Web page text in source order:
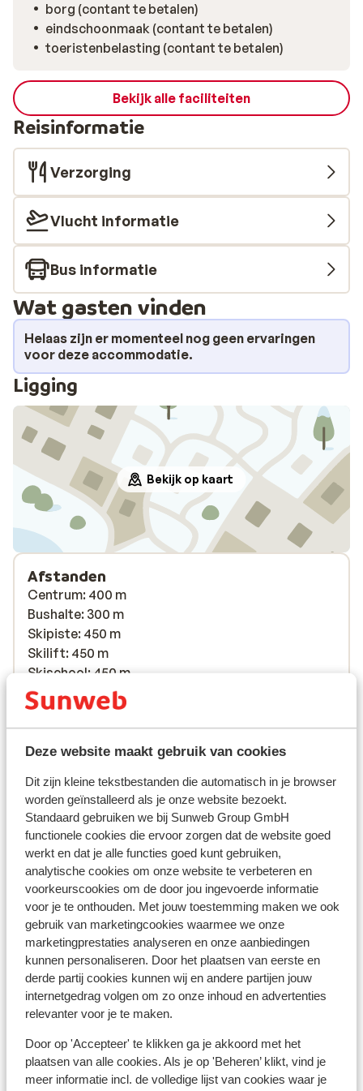
Deze website maakt gebruik van cookies
Dit zijn kleine tekstbestanden die automatisch in je browser
worden geïnstalleerd als je onze website bezoekt.
Standaard gebruiken we bij Sunweb Group GmbH
functionele cookies die ervoor zorgen dat de website goed
werkt en dat je alle functies goed kunt gebruiken,
analytische cookies om onze website te verbeteren en
voorkeurscookies om de door jou ingevoerde informatie
voor je te onthouden. Met jouw toestemming maken we ook
gebruik van marketingcookies waarmee we onze
marketingprestaties analyseren en onze aanbiedingen
kunnen personaliseren. Door het plaatsen van eerste en
derde partij cookies kunnen wij en andere partijen jouw
internetgedrag volgen om zo onze inhoud en advertenties
relevanter voor je te maken.
Door op 'Accepteer' te klikken ga je akkoord met het
plaatsen van alle cookies. Als je op 'Beheren’ klikt, vind je
meer informatie incl. de volledige lijst van cookies waar je
borg (contant te betalen)
eindschoonmaak (contant te betalen)
toeristenbelasting (contant te betalen)
Bekijk alle faciliteiten
Reisinformatie
Verzorging
Vlucht informatie
Bus informatie
Wat gasten vinden
Helaas zijn er momenteel nog geen ervaringen
voor deze accommodatie.
Ligging
Bekijk op kaart
Afstanden
Centrum: 400 m
Bushalte: 300 m
Skipiste: 450 m
Skilift: 450 m
Skischool: 450 m
Winkels: 400 m
(Mini)supermarkt: 500 m
Restaurant: 400 m
Aan een licht hellende weg
Skipas, -les en verhuur
Skipas
Skilessen
Skimateriaal
Andere accommodaties in Les
Sybelles
Chalet la Marmotte